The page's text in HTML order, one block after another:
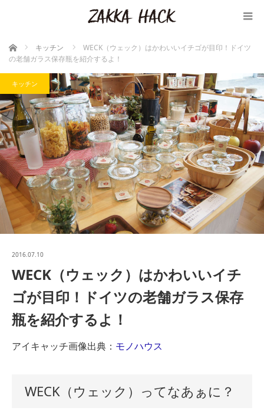
ホーム キッチン
WECK（ウェック）はかわいいイチゴが目印！ドイツ
の老舗ガラス保存瓶を紹介するよ！
キッチン
2016.07.10
WECK（ウェック）はかわいいイチ
ゴが目印！ドイツの老舗ガラス保存
瓶を紹介するよ！
アイキャッチ画像出典： モノハウス
WECK（ウェック）ってなあぁに？